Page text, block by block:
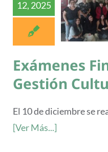
12, 2025
Exámenes
Gestión
El 10 de diciembre se
[Ver Más...]